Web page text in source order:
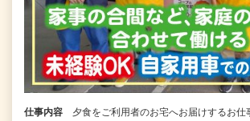
仕事内容
夕食をご利用者のお宅へお届けするお仕